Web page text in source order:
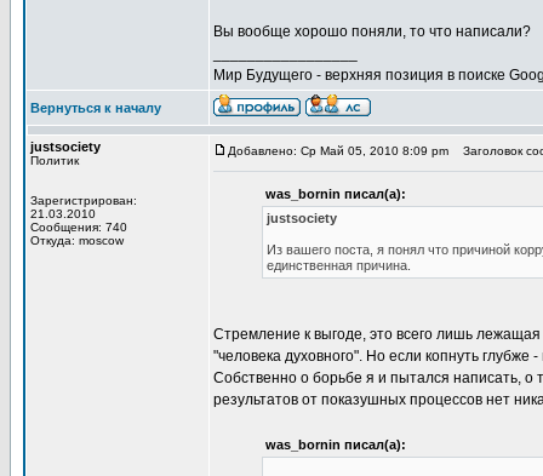
Вы вообще хорошо поняли, то что написали?
Мир Будущего - верхняя позиция в поиске
Вернуться к началу
justsociety
Политик
Зарегистрирован:
21.03.2010
Сообщения: 740
Откуда: moscow
Добавлено: Ср Май 05, 2010 8:09 pm Заголовок
was_bornin писал(а):
justsociety
Из вашего поста, я понял что причиной
единственная причина.
Стремление к выгоде, это всего лишь
"человека духовного". Но если копнуть
Собственно о борьбе я и пытался написать, о
результатов от показушных процессов нет
was_bornin писал(а):